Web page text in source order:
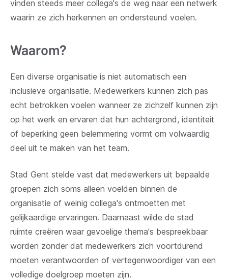
vinden steeds meer collega's de weg naar een netwerk
waarin ze zich herkennen en ondersteund voelen.
Waarom?
Een diverse organisatie is niet automatisch een
inclusieve organisatie. Medewerkers kunnen zich pas
echt betrokken voelen wanneer ze zichzelf kunnen zijn
op het werk en ervaren dat hun achtergrond, identiteit
of beperking geen belemmering vormt om volwaardig
deel uit te maken van het team.
Stad Gent stelde vast dat medewerkers uit bepaalde
groepen zich soms alleen voelden binnen de
organisatie of weinig collega's ontmoetten met
gelijkaardige ervaringen. Daarnaast wilde de stad
ruimte creëren waar gevoelige thema's bespreekbaar
worden zonder dat medewerkers zich voortdurend
moeten verantwoorden of vertegenwoordiger van een
volledige doelgroep moeten zijn.